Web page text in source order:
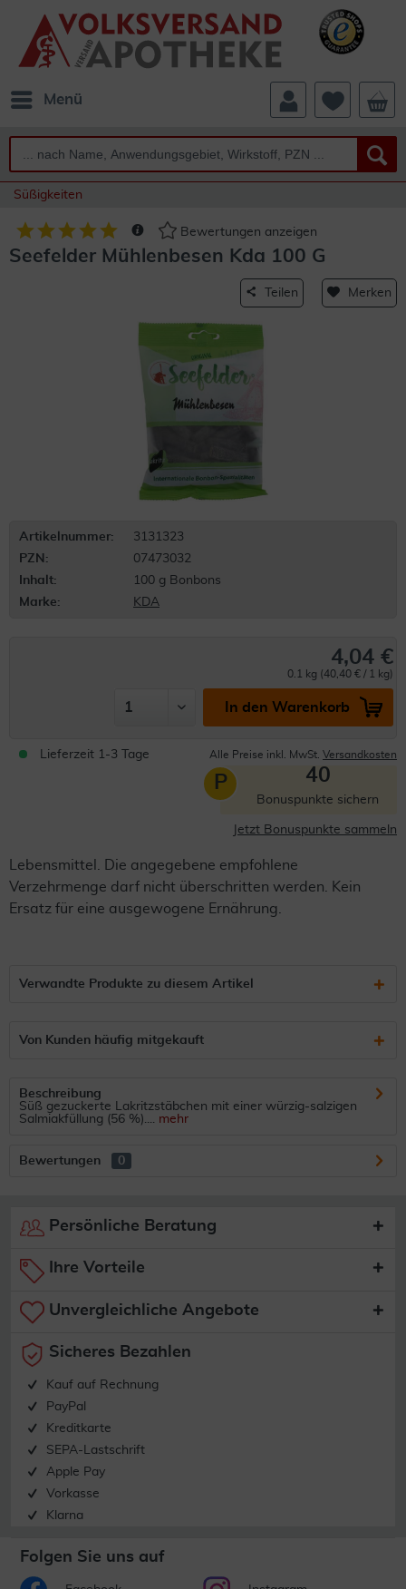
Menü
Süßigkeiten
Bewertungen anzeigen
Seefelder Mühlenbesen Kda 100 G
Teilen Merken
Artikelnummer:
3131323
PZN:
07473032
Inhalt:
100 g Bonbons
Marke:
KDA
4,04 €
0.1 kg (40,40 € / 1 kg)
In den Warenkorb
Lieferzeit 1-3 Tage Alle Preise inkl. MwSt. Versandkosten
P 40
Bonuspunkte sichern
Jetzt Bonuspunkte sammeln
Lebensmittel. Die angegebene empfohlene
Verzehrmenge darf nicht überschritten werden. Kein
Ersatz für eine ausgewogene Ernährung.
Verwandte Produkte zu diesem Artikel
Von Kunden häufig mitgekauft
Beschreibung
Süß gezuckerte Lakritzstäbchen mit einer würzig-salzigen
Salmiakfüllung (56 %).... mehr
Bewertungen 0
Persönliche Beratung
Ihre Vorteile
Unvergleichliche Angebote
Sicheres Bezahlen
Kauf auf Rechnung
PayPal
Kreditkarte
SEPA-Lastschrift
Apple Pay
Vorkasse
Klarna
Folgen Sie uns auf